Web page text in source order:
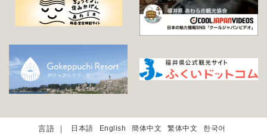
日本語 English 簡体中文 繁体中文 한국어